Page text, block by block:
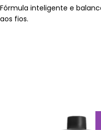
Fórmula inteligente e
aos fios.